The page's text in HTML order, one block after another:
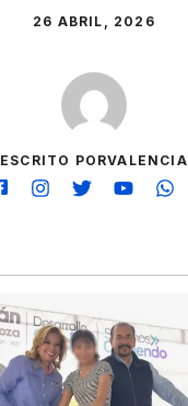
26 ABRIL, 2026
ESCRITO PORVALENCIA